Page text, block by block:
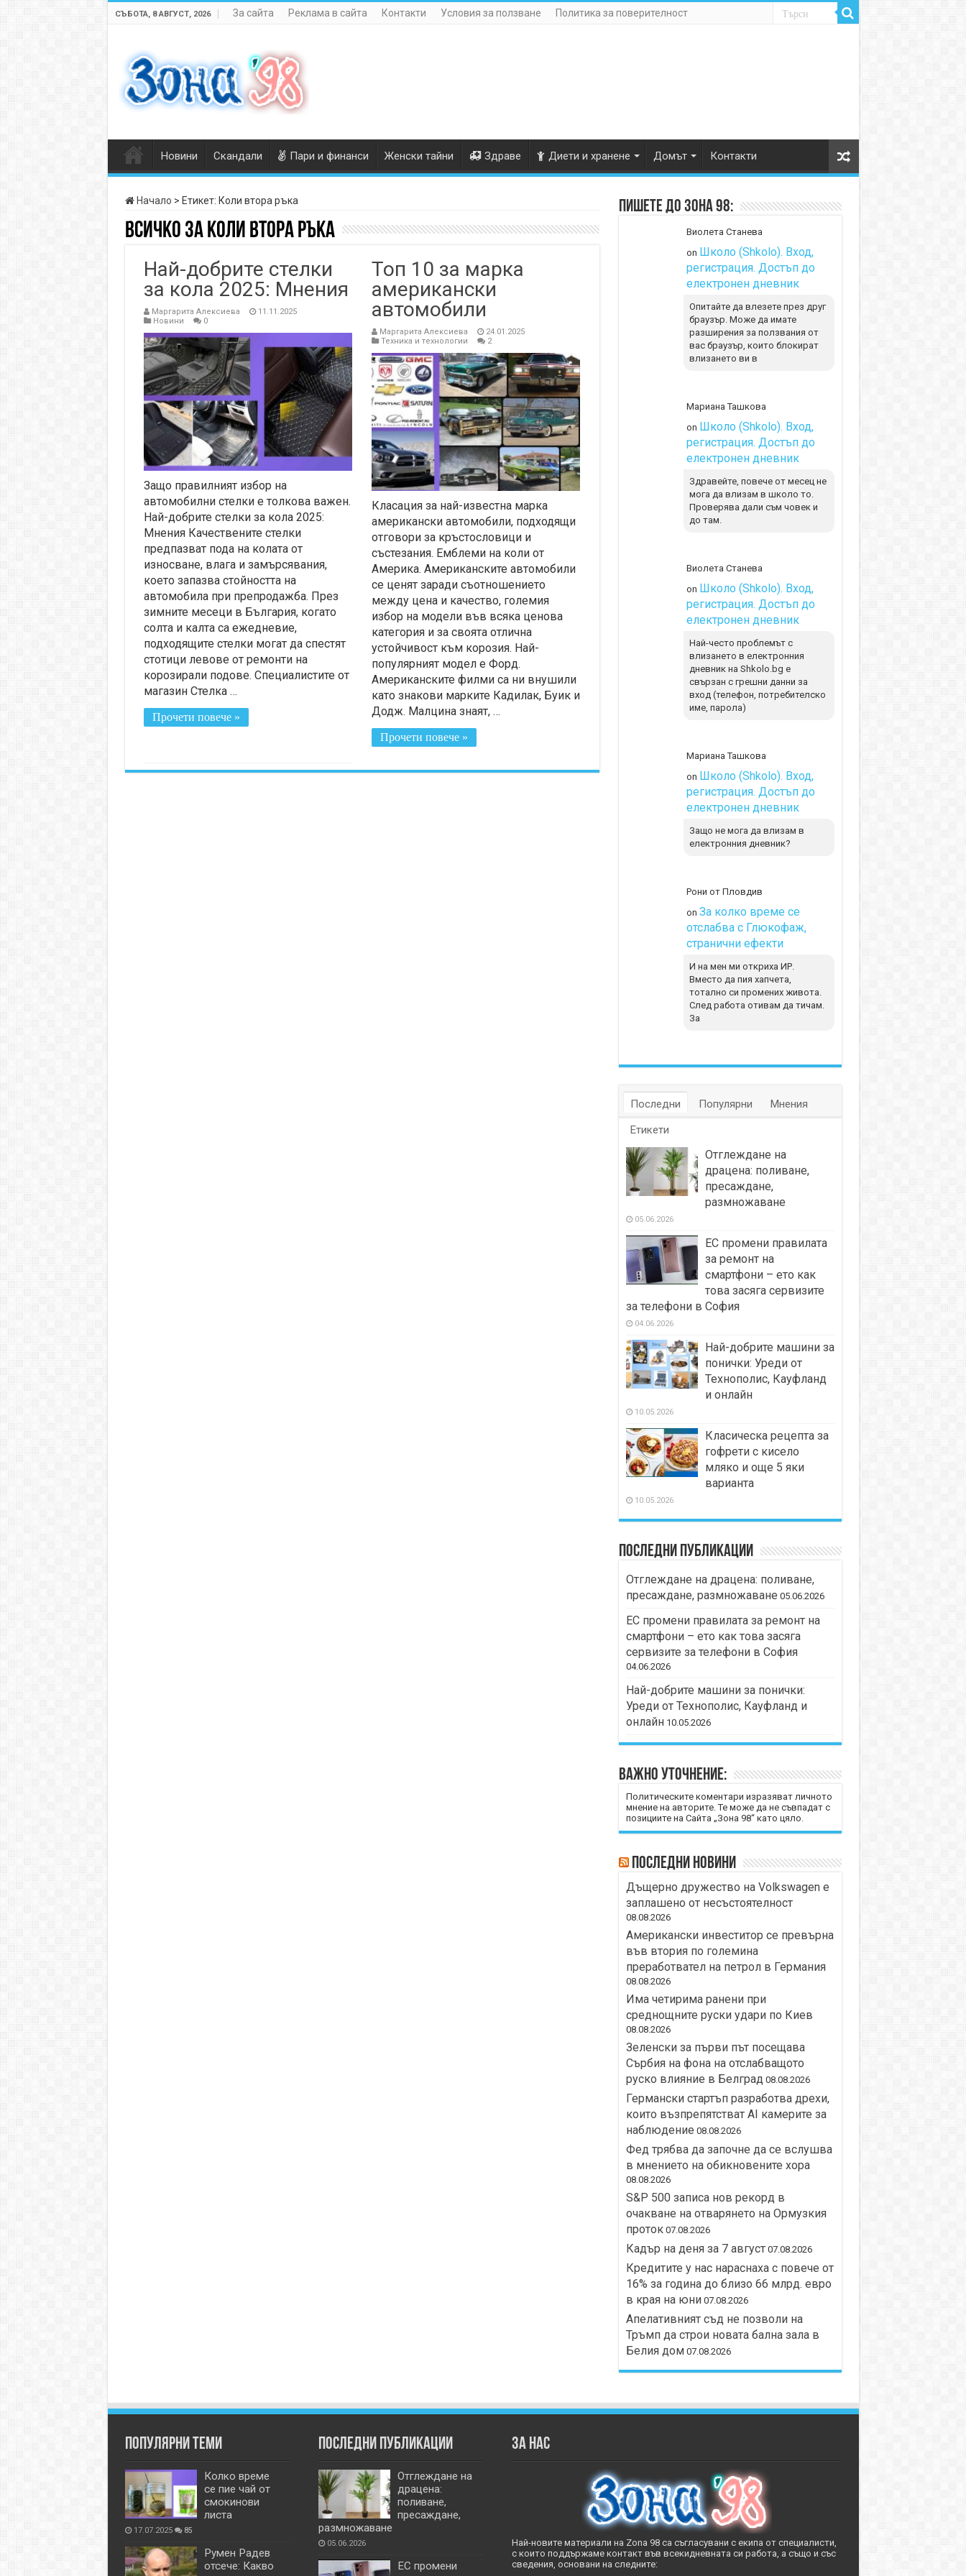
СЪБОТА, 8 АВГУСТ, 2026 За сайта Реклама в сайта Контакти Условия за ползване Политика за поверителност
Новини Скандали Пари и финанси Женски тайни Здраве Диети и хранене Домът Контакти
Начало > Етикет: Коли втора ръка
Всичко заКоли втора ръка
Най-добрите стелки
за кола 2025: Мнения
Маргарита Алексиева
11.11.2025
Новини
0
Защо правилният избор на
автомобилни стелки е толкова важен.
Най-добрите стелки за кола 2025:
Мнения Качествените стелки
предпазват пода на колата от
износване, влага и замърсявания,
което запазва стойността на
автомобила при препродажба. През
зимните месеци в България, когато
солта и калта са ежедневие,
подходящите стелки могат да спестят
стотици левове от ремонти на
корозирали подове. Специалистите от
магазин Стелка …
Прочети повече »
Топ 10 за марка
американски
автомобили
Маргарита Алексиева
24.01.2025
Техника и технологии
2
Класация за най-известна марка
американски автомобили, подходящи
отговори за кръстословици и
състезания. Емблеми на коли от
Америка. Американските автомобили
се ценят заради съотношението
между цена и качество, големия
избор на модели във всяка ценова
категория и за своята отлична
устойчивост към корозия. Най-
популярният модел е Форд.
Американските филми са ни внушили
като знакови марките Кадилак, Буик и
Додж. Малцина знаят, …
Прочети повече »
Пишете до Зона 98:
Виолета Станева
on Школо (Shkolo). Вход,
регистрация. Достъп до
електронен дневник
Опитайте да влезете през друг
браузър. Може да имате
разширения за ползвания от
вас браузър, които блокират
влизането ви в
Мариана Ташкова
on Школо (Shkolo). Вход,
регистрация. Достъп до
електронен дневник
Здравейте, повече от месец не
мога да влизам в школо то.
Проверява дали съм човек и
до там.
Виолета Станева
on Школо (Shkolo). Вход,
регистрация. Достъп до
електронен дневник
Най-често проблемът с
влизането в електронния
дневник на Shkolo.bg е
свързан с грешни данни за
вход (телефон, потребителско
име, парола)
Мариана Ташкова
on Школо (Shkolo). Вход,
регистрация. Достъп до
електронен дневник
Защо не мога да влизам в
електронния дневник?
Рони от Пловдив
on За колко време се
отслабва с Глюкофаж,
странични ефекти
И на мен ми откриха ИР.
Вместо да пия хапчета,
тотално си промених живота.
След работа отивам да тичам.
За
Последни Популярни
Мнения
Етикети
Отглеждане на
драцена: поливане,
пресаждане,
размножаване
05.06.2026
ЕС промени правилата
за ремонт на
смартфони – ето как
това засяга сервизите
за телефони в София
04.06.2026
Най-добрите машини за
понички: Уреди от
Технополис, Кауфланд
и онлайн
10.05.2026
Класическа рецепта за
гофрети с кисело
мляко и още 5 яки
варианта
10.05.2026
Последни публикации
Отглеждане на драцена: поливане,
пресаждане, размножаване 05.06.2026
ЕС промени правилата за ремонт на
смартфони – ето как това засяга
сервизите за телефони в София
04.06.2026
Най-добрите машини за понички:
Уреди от Технополис, Кауфланд и
онлайн 10.05.2026
Важно уточнение:
Политическите коментари изразяват личното
мнение на авторите. Те може да не съвпадат с
позициите на Сайта „Зона 98“ като цяло.
Последни новини
Дъщерно дружество на Volkswagen е
заплашено от несъстоятелност
08.08.2026
Американски инвеститор се превърна
във втория по големина
преработвател на петрол в Германия
08.08.2026
Има четирима ранени при
среднощните руски удари по Киев
08.08.2026
Зеленски за първи път посещава
Сърбия на фона на отслабващото
руско влияние в Белград 08.08.2026
Германски стартъп разработва дрехи,
които възпрепятстват AI камерите за
наблюдение 08.08.2026
Фед трябва да започне да се вслушва
в мнението на обикновените хора
08.08.2026
S&P 500 записа нов рекорд в
очакване на отварянето на Ормузкия
проток 07.08.2026
Кадър на деня за 7 август 07.08.2026
Кредитите у нас нараснаха с повече от
16% за година до близо 66 млрд. евро
в края на юни 07.08.2026
Апелативният съд не позволи на
Тръмп да строи новата бална зала в
Белия дом 07.08.2026
Популярни теми
Колко време
се пие чай от
смокинови
листа
17.07.2025 85
Румен Радев
отсече: Какво
Последни публикации
Отглеждане на
драцена:
поливане,
пресаждане,
размножаване
05.06.2026
ЕС промени
За нас
Най-новите материали на Zona 98 са съгласувани с екипа от специалисти,
с които поддържаме контакт във всекидневната си работа, а също и със
сведения, основани на следните: